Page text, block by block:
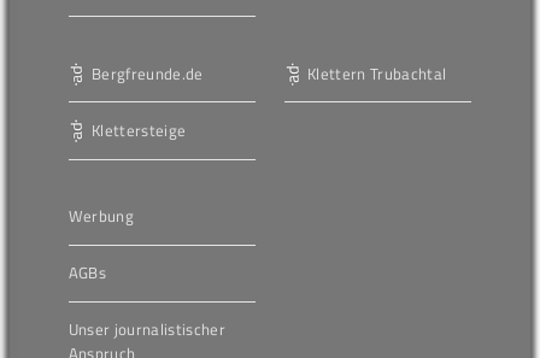
Bergfreunde.de
Klettersteige
Klettern Trubachtal
Werbung
AGBs
Unser journalistischer
Anspruch